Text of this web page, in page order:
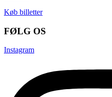
Køb billetter
FØLG OS
Instagram